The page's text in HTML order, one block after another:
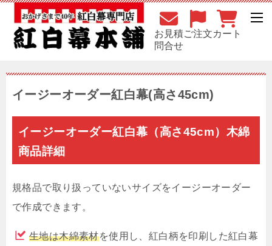
お見積
問合せ
ご注文カート
イージーオーダー紅白幕(高さ45cm)
イージーオーダー紅白幕（高さ45cm）木綿
商品詳細
規格品で取り扱っていないサイズをイージーオーダー
で作成できます。
生地は木綿素材を使用し、紅白柄を印刷した紅白幕